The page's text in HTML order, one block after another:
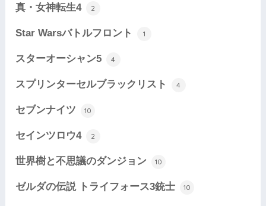
真・女神転生4 2
Star Warsバトルフロント 1
スターオーシャン5 4
スプリンターセルブラックリスト 4
セブンナイツ 10
セインツロウ4 2
世界樹と不思議のダンジョン 10
ゼルダの伝説 トライフォース3銃士 10